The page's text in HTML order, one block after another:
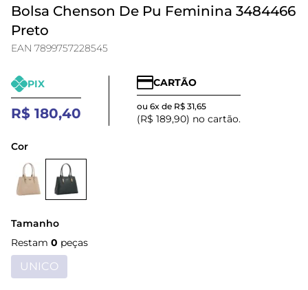
Bolsa Chenson De Pu Feminina 3484466
Preto
EAN 7899757228545
PIX
R$ 180,40
CARTÃO
ou 6x de R$ 31,65
(R$ 189,90) no cartão.
Cor
Tamanho
Restam 0 peças
UNICO